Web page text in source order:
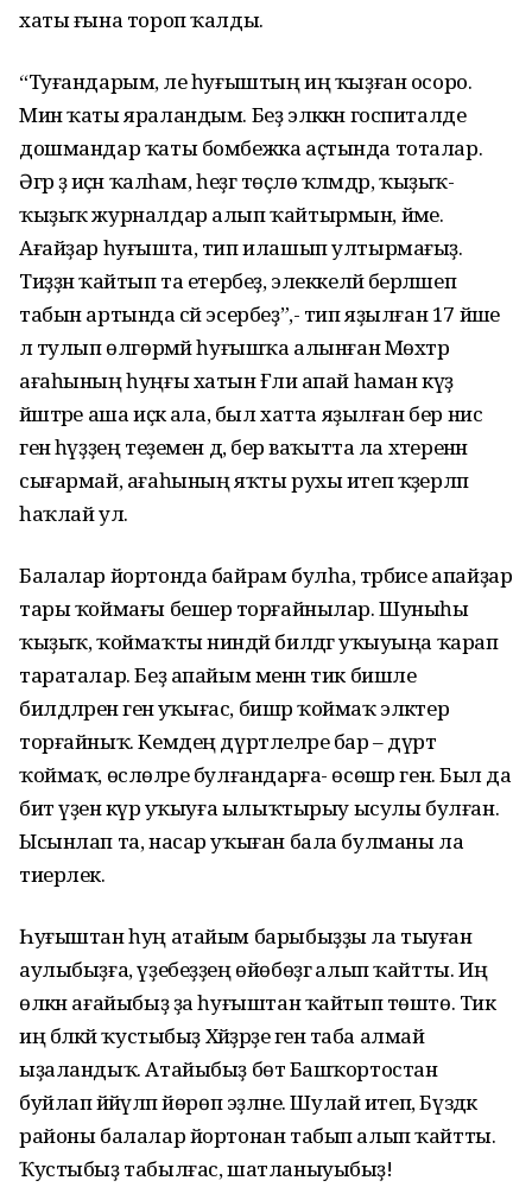
хаты ғына тороп ҡалды.
“Туғандарым, әле һуғыштың иң ҡыҙған осоро.
Мин ҡаты яраландым. Беҙ эләккән госпиталде
дошмандар ҡаты бомбежка аҫтында тоталар.
Әгәр ҙә иҫән ҡалһам, һеҙгә төҫлө ҡәләмдәр, ҡыҙыҡ-
ҡыҙыҡ журналдар алып ҡайтырмын, йәме.
Ағайҙар һуғышта, тип илашып ултырмағыҙ.
Тиҙҙән ҡайтып та етербеҙ, элеккеләй берәләшеп
табын артында сәй эсербеҙ”,- тип яҙылған 17 йәше
лә тулып өлгөрмәй һуғышҡа алынған Мөхтәр
ағаһының һуңғы хатын Ғәлиә апай һаман күҙ
йәштәре аша иҫкә ала, был хатта яҙылған бер нисә
генә һүҙҙең теҙемен дә, бер ваҡытта ла хәтеренән
сығармай, ағаһының яҡты рухы итеп ҡәҙерләп
һаҡлай ул.
Балалар йортонда байрам булһа, тәрбиәсе апайҙар
тары ҡоймағы бешерә торғайнылар. Шуныһы
ҡыҙыҡ, ҡоймаҡты ниндәй билдәгә уҡыуыңа ҡарап
тараталар. Беҙ апайым менән тик бишле
билдәләренә генә уҡығас, бишәр ҡоймаҡ эләктерә
торғайныҡ. Кемдең дүртлеләре бар – дүрт
ҡоймаҡ, өслөләре булғандарға- өсөшәр генә. Был да
бит үҙенә күрә уҡыуға ылыҡтырыу ысулы булған.
Ысынлап та, насар уҡыған бала булманы ла
тиерлек.
Һуғыштан һуң атайым барыбыҙҙы ла тыуған
аулыбыҙға, үҙебеҙҙең өйөбөҙгә алып ҡайтты. Иң
өлкән ағайыбыҙ ҙа һуғыштан ҡайтып төштө. Тик
иң бәләкәй ҡустыбыҙ Хәйҙәрҙе генә таба алмай
ыҙаландыҡ. Атайыбыҙ бөтә Башҡортостан
буйлап йәйәүләп йөрөп эҙләне. Шулай итеп, Бүздәк
районы балалар йортонан табып алып ҡайтты.
Ҡустыбыҙ табылғас, шатланыуыбыҙ!